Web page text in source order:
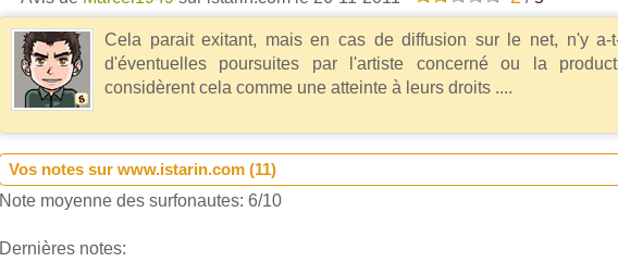
Cela parait exitant, mais en cas de diffusion sur le net, n'y a-
d'éventuelles poursuites par l'artiste concerné ou la
considèrent cela comme une atteinte à leurs droits ....
Vos notes sur www.istarin.com (11)
Note moyenne des surfonautes: 6/10
Dernières notes: